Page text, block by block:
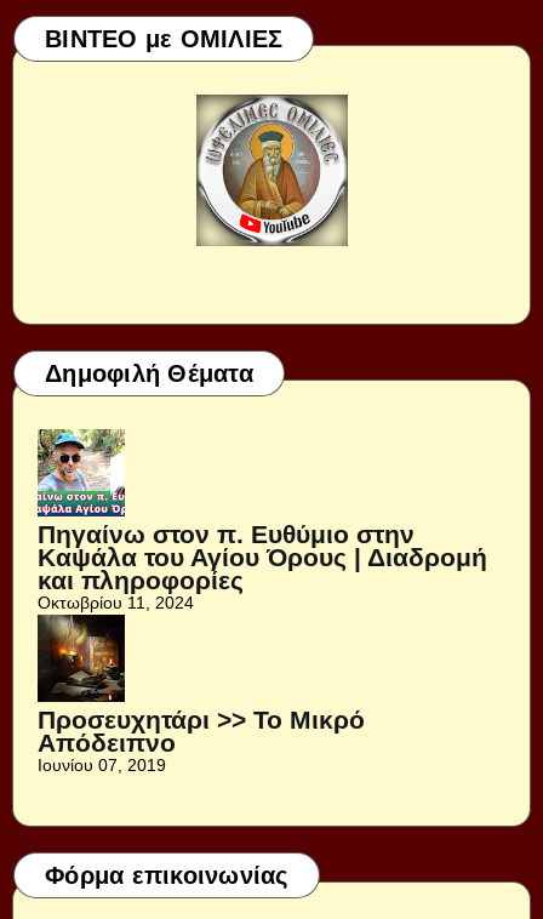
ΒΙΝΤΕΟ με ΟΜΙΛΙΕΣ
Δημοφιλή Θέματα
Πηγαίνω στον π. Ευθύμιο στην
Καψάλα του Αγίου Όρους | Διαδρομή
και πληροφορίες
Οκτωβρίου 11, 2024
Προσευχητάρι >> Το Μικρό
Απόδειπνο
Ιουνίου 07, 2019
Φόρμα επικοινωνίας